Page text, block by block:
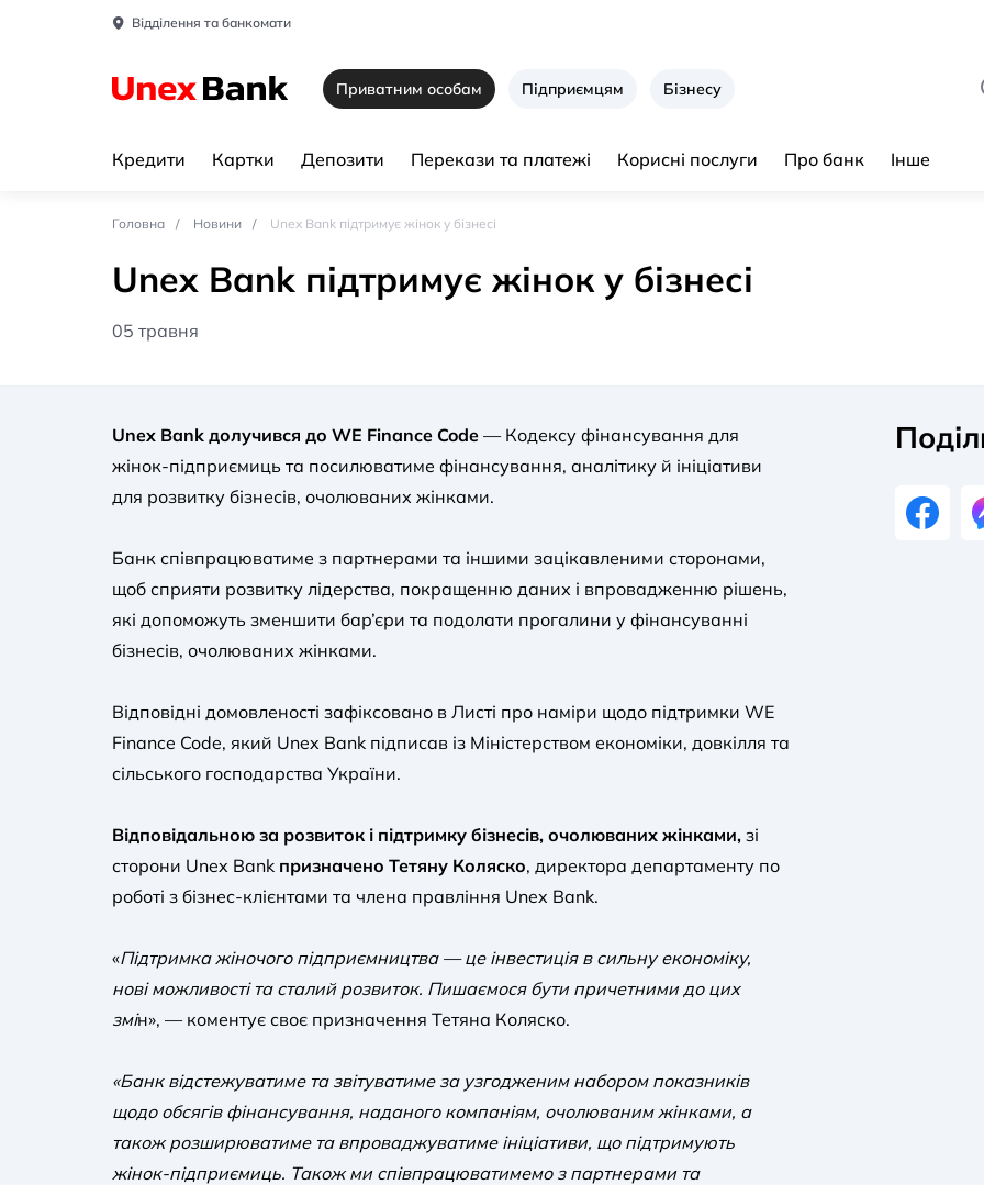
Відділення та банкомати
Приватним особам Підприємцям Бізнесу
Кредити Картки Депозити Перекази та платежі Корисні послуги Про банк Інше
Головна Новини Unex Bank підтримує жінок у бізнесі
Unex Bank підтримує жінок у бізнесі
05 травня
Unex Bank долучився до WE Finance Code — Кодексу фінансування для
жінок-підприємиць та посилюватиме фінансування, аналітику й ініціативи
для розвитку бізнесів, очолюваних жінками.
Банк співпрацюватиме з партнерами та іншими зацікавленими сторонами,
щоб сприяти розвитку лідерства, покращенню даних і впровадженню рішень,
які допоможуть зменшити бар’єри та подолати прогалини у фінансуванні
бізнесів, очолюваних жінками.
Відповідні домовленості зафіксовано в Листі про наміри щодо підтримки WE
Finance Code, який Unex Bank підписав із Міністерством економіки, довкілля та
сільського господарства України.
Відповідальною за розвиток і підтримку бізнесів, очолюваних жінками, зі
сторони Unex Bank призначено Тетяну Коляско, директора департаменту по
роботі з бізнес-клієнтами та члена правління Unex Bank.
«Підтримка жіночого підприємництва — це інвестиція в сильну економіку,
нові можливості та сталий розвиток. Пишаємося бути причетними до цих
змін», — коментує своє призначення Тетяна Коляско.
«Банк відстежуватиме та звітуватиме за узгодженим набором показників
щодо обсягів фінансування, наданого компаніям, очолюваним жінками, а
також розширюватиме та впроваджуватиме ініціативи, що підтримують
жінок-підприємиць. Також ми співпрацюватимемо з партнерами та